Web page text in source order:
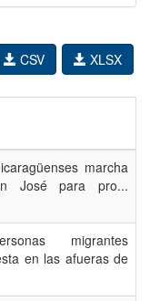
XLSX
CSV
marcha
José para pro...
migrantes
en las afueras de